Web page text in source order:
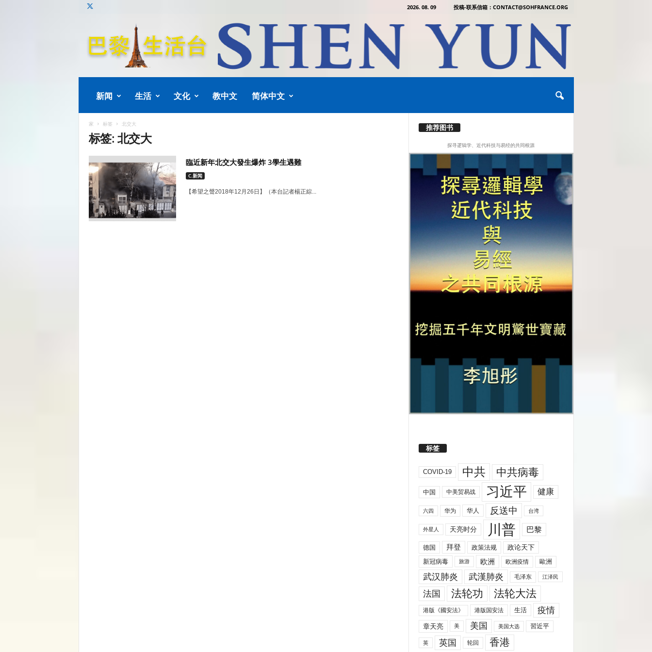
2026. 08. 09 投稿-联系信箱：CONTACT@SOHFRANCE.ORG
新闻 生活 文化 教中文 简体中文
家 标签 北交大
标签: 北交大
臨近新年北交大發生爆炸 3學生遇難
C.新闻
【希望之聲2018年12月26日】（本台記者楊正綜...
推荐图书
探寻逻辑学、近代科技与易经的共同根源
标签
COVID-19 中共 中共病毒
中国 中美贸易战 习近平 健康
六四 华为 华人 反送中 台湾
外星人 天亮时分 川普 巴黎
德国 拜登 政策法规
政论天下
新冠病毒
旅游 欧洲 欧洲疫情 歐洲
武汉肺炎 武漢肺炎 毛泽东 江泽民
法国 法轮功 法轮大法
港版《國安法》 港版国安法 生活 疫情
章天亮 美 美国 美国大选 習近平
英 英国 轮回 香港